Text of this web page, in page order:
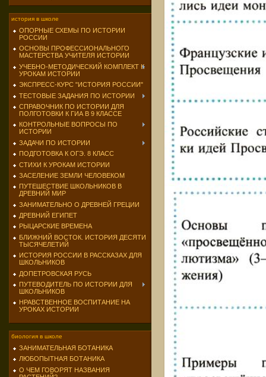
история в школе
ОПОРНЫЕ СХЕМЫ ПО ИСТОРИИ
РОССИИ
ОСНОВЫ ПРОФЕССИОНАЛЬНОГО
МАСТЕРСТВА УЧИТЕЛЯ ИСТОРИИ
УЧЕБНО-МЕТОДИЧЕСКИЙ КОМПЛЕКТ К
УРОКАМ ИСТОРИИ
ЭКСПРЕСС-КУРС "ИСТОРИЯ РОССИИ"
ТЕСТОВЫЕ ЗАДАНИЯ ПО ИСТОРИИ
СПРАВОЧНИК ПО ИСТОРИИ ДЛЯ
ПОЛГОТОВКИ К ГИА В 9 КЛАССЕ
КОНТРОЛЬНЫЕ ВОПРОСЫ ПО
ИСТОРИИ
ЗАДАЧИ ПО ИСТОРИИ
ПОДГОТОВКА К ОГЭ. 8 КЛАСС
СТИХИ К УРОКАМ ИСТОРИИ
ЗАСЕЛЕНИЕ ЗЕМЛИ ЧЕЛОВЕКОМ
ПУТЕШЕСТВИЕ ШКОЛЬНИКОВ В
ДРЕВНИЙ МИР
ЗАНИМАТЕЛЬНО О ДРЕВНЕЙ ГРЕЦИИ
ДРЕВНИЙ ЕГИПЕТ
РЫЦАРСКИЕ ВРЕМЕНА
БЛИЖНИЙ ВОСТОК. ИСТОРИЯ ДЕСЯТИ
ТЫСЯЧЕЛЕТИЙ
ИСТОРИЯ РОССИИ В РАССКАЗАХ ДЛЯ
ШКОЛЬНИКОВ
ДОПЕТРОВСКАЯ РУСЬ
ПУТЕВОДИТЕЛЬ ПО ИСТОРИИ ДЛЯ
ШКОЛЬНИКОВ
НРАВСТВЕННОЕ ВОСПИТАНИЕ НА
УРОКАХ ИСТОРИИ
биология в школе
ЗАНИМАТЕЛЬНАЯ БОТАНИКА
ЛЮБОПЫТНАЯ БОТАНИКА
О ЧЕМ ГОВОРЯТ НАЗВАНИЯ